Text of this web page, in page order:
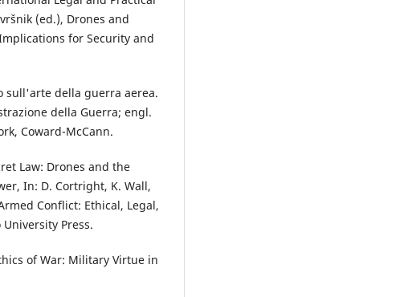
(ed.), Drones and
for Security and
sull'arte della guerra aerea.
della Guerra; engl.
Coward-McCann.
Law: Drones and the
In: D. Cortright, K. Wall,
Conflict: Ethical, Legal,
Press.
of War: Military Virtue in